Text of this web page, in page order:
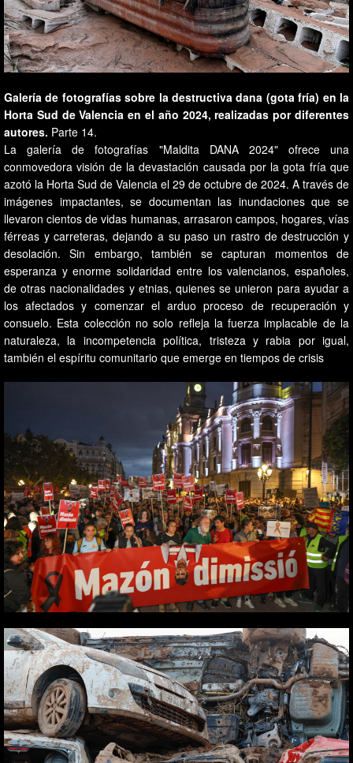
Galería de fotografías sobre la destructiva dana (gota fría) en la
Horta Sud de Valencia en el año 2024, realizadas por diferentes
autores. Parte 14.
La galería de fotografías "Maldita DANA 2024" ofrece una
conmovedora visión de la devastación causada por la gota fría que
azotó la Horta Sud de Valencia el 29 de octubre de 2024. A través de
imágenes impactantes, se documentan las inundaciones que se
llevaron cientos de vidas humanas, arrasaron campos, hogares, vías
férreas y carreteras, dejando a su paso un rastro de destrucción y
desolación. Sin embargo, también se capturan momentos de
esperanza y enorme solidaridad entre los valencianos, españoles,
de otras nacionalidades y etnias, quienes se unieron para ayudar a
los afectados y comenzar el arduo proceso de recuperación y
consuelo. Esta colección no solo refleja la fuerza implacable de la
naturaleza, la incompetencia política, tristeza y rabia por igual,
también el espíritu comunitario que emerge en tiempos de crisis